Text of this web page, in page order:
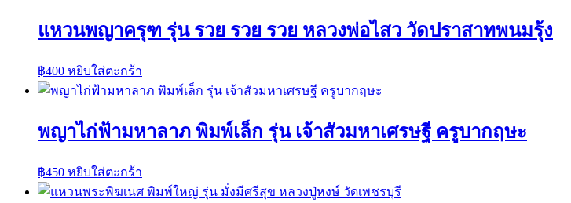
แหวนพญาครุฑ รุ่น รวย รวย รวย หลวงพ่อไสว วัดปราสาทพนมรุ้ง
฿400 หยิบใส่ตะกร้า
พญาไก่ฟ้ามหาลาภ พิมพ์เล็ก รุ่น เจ้าสัวมหาเศรษฐี ครูบากฤษะ
฿450 หยิบใส่ตะกร้า